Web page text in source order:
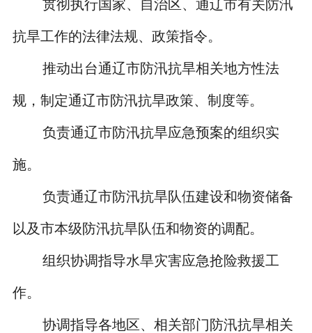
贯彻执行国家、自治区、通辽市有关防汛
抗旱工作的法律法规、政策指令。
推动出台通辽市防汛抗旱相关地方性法
规，制定通辽市防汛抗旱政策、制度等。
负责通辽市防汛抗旱应急预案的组织实
施。
负责通辽市防汛抗旱队伍建设和物资储备
以及市本级防汛抗旱队伍和物资的调配。
组织协调指导水旱灾害应急抢险救援工
作。
协调指导各地区、相关部门防汛抗旱相关